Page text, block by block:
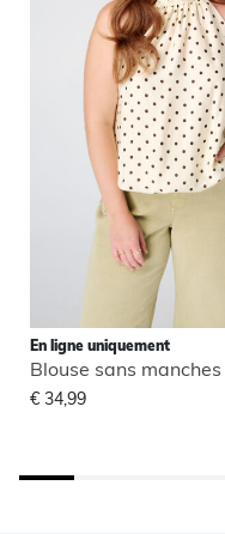
En ligne uniquement
€ 34,99